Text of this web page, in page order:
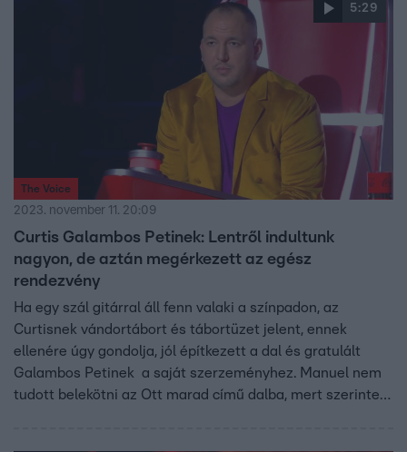
5:29
The Voice
2023. november 11. 20:09
Curtis Galambos Petinek: Lentről indultunk
nagyon, de aztán megérkezett az egész
rendezvény
Ha egy szál gitárral áll fenn valaki a színpadon, az
Curtisnek vándortábort és tábortüzet jelent, ennek
ellenére úgy gondolja, jól építkezett a dal és gratulált
Galambos Petinek a saját szerzeményhez. Manuel nem
tudott belekötni az Ott marad című dalba, mert szerinte